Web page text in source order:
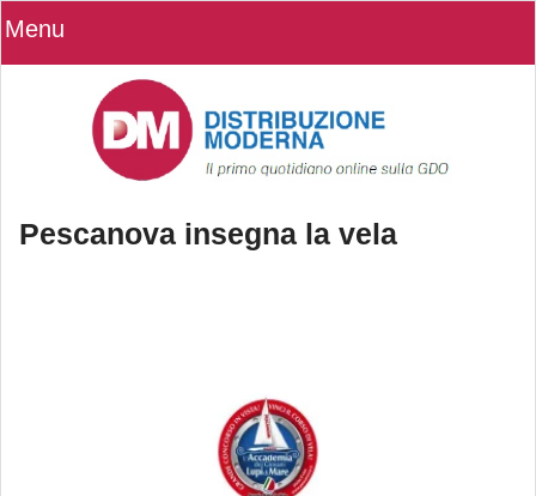
Menu
Pescanova insegna la vela